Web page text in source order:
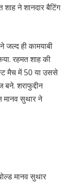
शाह ने शानदार बैटिंग
जल्द ही कामयाबी
रहमत शाह की
मैच में 50 या उससे
शराफुद्दीन
सुथार ने
मानव सुथार